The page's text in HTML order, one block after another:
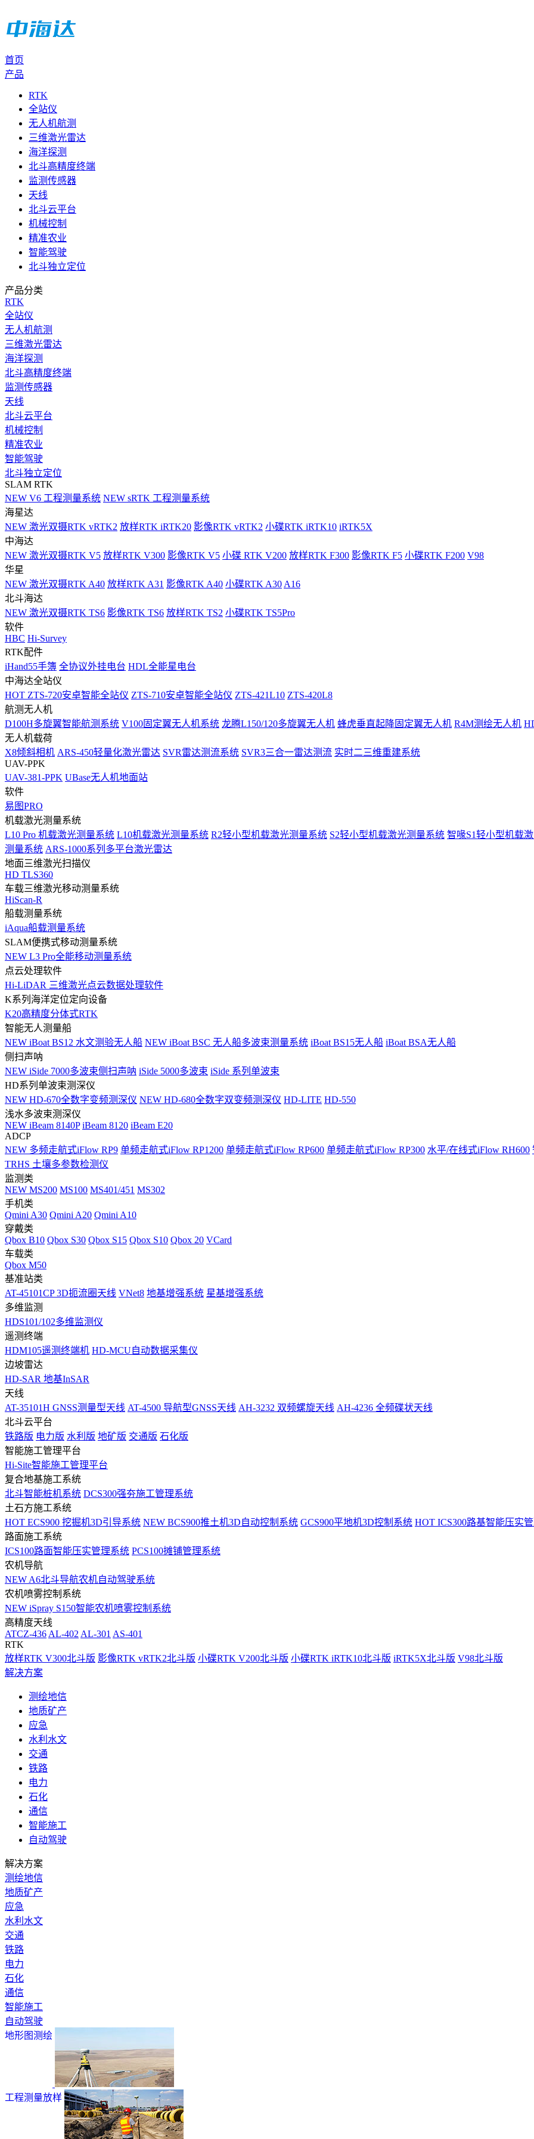
首页
产品
RTK
全站仪
无人机航测
三维激光雷达
海洋探测
北斗高精度终端
监测传感器
天线
北斗云平台
机械控制
精准农业
智能驾驶
北斗独立定位
产品分类
RTK
全站仪
无人机航测
三维激光雷达
海洋探测
北斗高精度终端
监测传感器
天线
北斗云平台
机械控制
精准农业
智能驾驶
北斗独立定位
SLAM RTK
NEW V6 工程测量系统 NEW sRTK 工程测量系统
海星达
NEW 激光双摄RTK vRTK2 放样RTK iRTK20 影像RTK vRTK2 小碟RTK iRTK10 iRTK5X
中海达
NEW 激光双摄RTK V5 放样RTK V300 影像RTK V5 小碟 RTK V200 放样RTK F300 影像RTK F5 小碟RTK F200 V98
华星
NEW 激光双摄RTK A40 放样RTK A31 影像RTK A40 小碟RTK A30 A16
北斗海达
NEW 激光双摄RTK TS6 影像RTK TS6 放样RTK TS2 小碟RTK TS5Pro
软件
HBC Hi-Survey
RTK配件
iHand55手簿 全协议外挂电台 HDL全能星电台
中海达全站仪
HOT ZTS-720安卓智能全站仪 ZTS-710安卓智能全站仪 ZTS-421L10 ZTS-420L8
航测无人机
D100H多旋翼智能航测系统 V100固定翼无人机系统 龙腾L150/120多旋翼无人机 蜂虎垂直起降固定翼无人机 R4M测绘无人机
无人机载荷
X8倾斜相机 ARS-450轻量化激光雷达 SVR雷达测流系统 SVR3三合一雷达测流 实时二三维重建系统
UAV-PPK
UAV-381-PPK UBase无人机地面站
软件
易图PRO
机载激光测量系统
L10 Pro 机载激光测量系统 L10机载激光测量系统 R2轻小型机载激光测量系统 S2轻小型机载激光测量系统 智喙S1轻小型机载
测量系统 ARS-1000系列多平台激光雷达
地面三维激光扫描仪
HD TLS360
车载三维激光移动测量系统
HiScan-R
船载测量系统
iAqua船载测量系统
SLAM便携式移动测量系统
NEW L3 Pro全能移动测量系统
点云处理软件
Hi-LiDAR 三维激光点云数据处理软件
K系列海洋定位定向设备
K20高精度分体式RTK
智能无人测量船
NEW iBoat BS12 水文测验无人船 NEW iBoat BSC 无人船多波束测量系统 iBoat BS15无人船 iBoat BSA无人船
侧扫声呐
NEW iSide 7000多波束侧扫声呐 iSide 5000多波束 iSide 系列单波束
HD系列单波束测深仪
NEW HD-670全数字变频测深仪 NEW HD-680全数字双变频测深仪 HD-LITE HD-550
浅水多波束测深仪
NEW iBeam 8140P iBeam 8120 iBeam E20
ADCP
NEW 多频走航式iFlow RP9 单频走航式iFlow RP1200 单频走航式iFlow RP600 单频走航式iFlow RP300 水平/在线式iFlow RH600
TRHS 土壤多参数检测仪
监测类
NEW MS200 MS100 MS401/451 MS302
手机类
Qmini A30 Qmini A20 Qmini A10
穿戴类
Qbox B10 Qbox S30 Qbox S15 Qbox S10 Qbox 20 VCard
车载类
Qbox M50
基准站类
AT-45101CP 3D扼流圈天线 VNet8 地基增强系统 星基增强系统
多维监测
HDS101/102多维监测仪
遥测终端
HDM105遥测终端机 HD-MCU自动数据采集仪
边坡雷达
HD-SAR 地基InSAR
天线
AT-35101H GNSS测量型天线 AT-4500 导航型GNSS天线 AH-3232 双频螺旋天线 AH-4236 全频碟状天线
北斗云平台
铁路版 电力版 水利版 地矿版 交通版 石化版
智能施工管理平台
Hi-Site智能施工管理平台
复合地基施工系统
北斗智能桩机系统 DCS300强夯施工管理系统
土石方施工系统
HOT ECS900 挖掘机3D引导系统 NEW BCS900推土机3D自动控制系统 GCS900平地机3D控制系统 HOT ICS300路基智能压实
路面施工系统
ICS100路面智能压实管理系统 PCS100摊铺管理系统
农机导航
NEW A6北斗导航农机自动驾驶系统
农机喷雾控制系统
NEW iSpray S150智能农机喷雾控制系统
高精度天线
ATCZ-436 AL-402 AL-301 AS-401
RTK
放样RTK V300北斗版 影像RTK vRTK2北斗版 小碟RTK V200北斗版 小碟RTK iRTK10北斗版 iRTK5X北斗版 V98北斗版
解决方案
测绘地信
地质矿产
应急
水利水文
交通
铁路
电力
石化
通信
智能施工
自动驾驶
解决方案
测绘地信
地质矿产
应急
水利水文
交通
铁路
电力
石化
通信
智能施工
自动驾驶
地形图测绘
工程测量放样